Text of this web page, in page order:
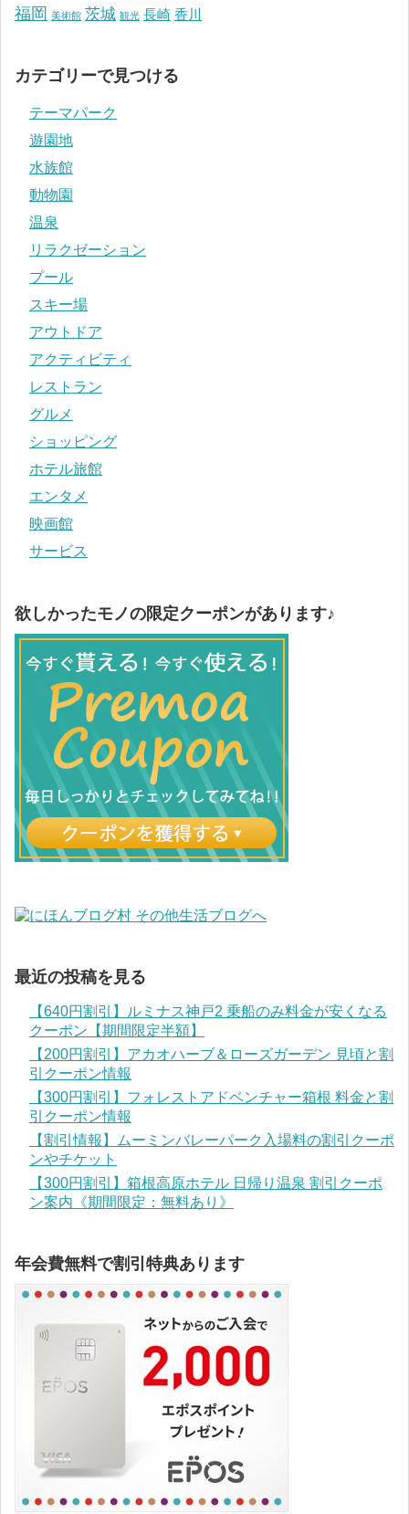
福岡 美術館 茨城 観光 長崎 香川
カテゴリーで見つける
テーマパーク
遊園地
水族館
動物園
温泉
リラクゼーション
プール
スキー場
アウトドア
アクティビティ
レストラン
グルメ
ショッピング
ホテル旅館
エンタメ
映画館
サービス
欲しかったモノの限定クーポンがあります♪
最近の投稿を見る
【640円割引】ルミナス神戸2 乗船のみ料金が安くなる
クーポン【期間限定半額】
【200円割引】アカオハーブ＆ローズガーデン 見頃と割
引クーポン情報
【300円割引】フォレストアドベンチャー箱根 料金と割
引クーポン情報
【割引情報】ムーミンバレーパーク入場料の割引クーポ
ンやチケット
【300円割引】箱根高原ホテル 日帰り温泉 割引クーポ
ン案内《期間限定：無料あり》
年会費無料で割引特典あります